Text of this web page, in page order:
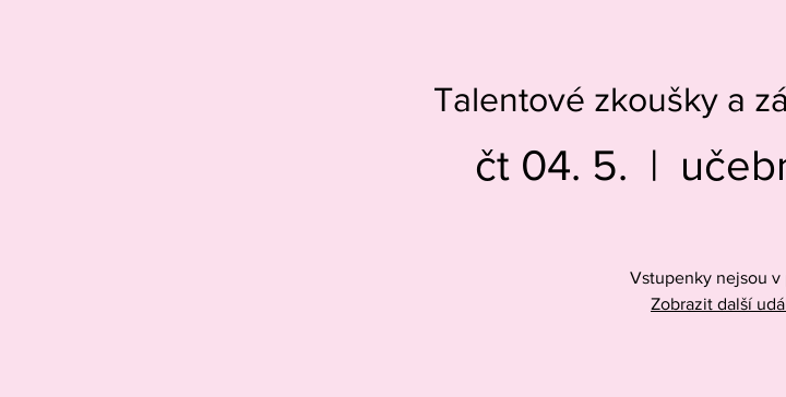
Talentové zkoušky a
čt 04. 5.
  |
Vstupenky nejsou v
Zobrazit další